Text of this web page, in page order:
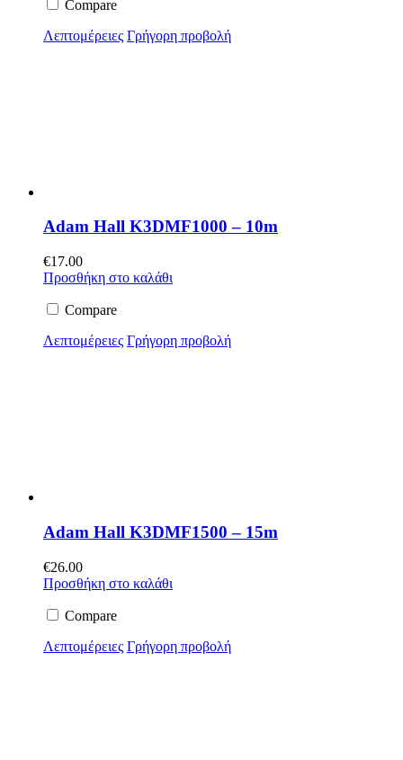
Compare
Λεπτομέρειες Γρήγορη προβολή
Adam Hall K3DMF1000 – 10m
€17.00
Προσθήκη στο καλάθι
Compare
Λεπτομέρειες Γρήγορη προβολή
Adam Hall K3DMF1500 – 15m
€26.00
Προσθήκη στο καλάθι
Compare
Λεπτομέρειες Γρήγορη προβολή